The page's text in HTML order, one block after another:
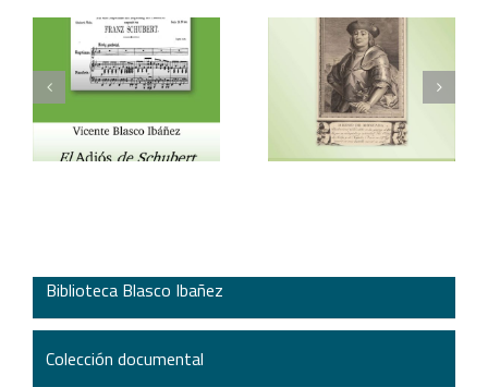
Vicente Blasco Ibáñez,
Hugo de Moncada
Aventura veneciana y
otros cuentos
Biblioteca Blasco Ibañez
Colección documental